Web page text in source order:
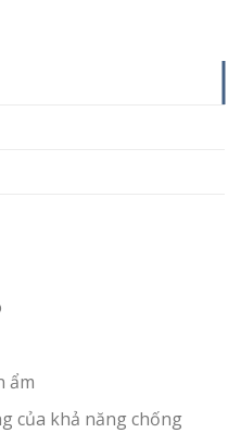
ẩm
của khả năng chống